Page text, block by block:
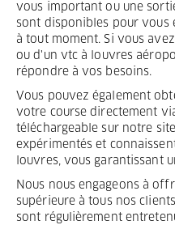
vous important ou une
sont disponibles pour vous
à tout moment. Si vous
ou d'un vtc à louvres
répondre à vos besoins.
Vous pouvez également
votre course directement
téléchargeable sur notre
expérimentés et
louvres, vous garantissant
Nous nous engageons à
supérieure à tous nos
sont régulièrement